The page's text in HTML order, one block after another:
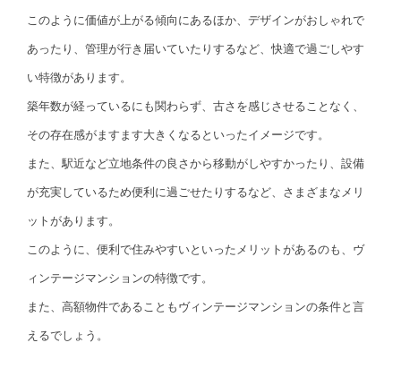
このように価値が上がる傾向にあるほか、デザインがおしゃれで
あったり、管理が行き届いていたりするなど、快適で過ごしやす
い特徴があります。
築年数が経っているにも関わらず、古さを感じさせることなく、
その存在感がますます大きくなるといったイメージです。
また、駅近など立地条件の良さから移動がしやすかったり、設備
が充実しているため便利に過ごせたりするなど、さまざまなメリ
ットがあります。
このように、便利で住みやすいといったメリットがあるのも、ヴ
ィンテージマンションの特徴です。
また、高額物件であることもヴィンテージマンションの条件と言
えるでしょう。